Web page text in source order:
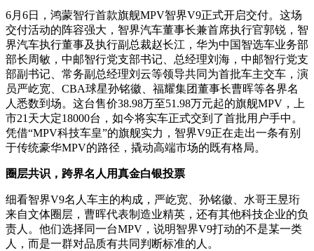
6月6日，鸿蒙智行首款旗舰MPV智界V9正式开启交付。这场
交付活动的阵容强大，智界汽车董事长兼首席执行官郭锐，智
界汽车执行董事及执行副总裁赵长江，华为中国智选车业务部
部长周敏，中邮智行党支部书记、总经理刘海，中邮智行党支
部副书记、常务副总经理刘云等领导共同为首批车主交车，演
员严屹宽、CBA球星孙铭徽、福耀集团董事长曹晖等各界名
人悉数到场。这台售价38.98万至51.98万元起的旗舰MPV，上
市21天大定18000台，如今将实车正式交到了首批用户手中。
凭借“MPV科技车皇”的旗舰实力，智界V9正在走出一条有别
于传统豪华MPV的路径，撬动高端市场的既有格局。
圈层共识，跨界名人用真金白银投票
细看智界V9名人车主的构成，严屹宽、孙铭徽、水哥王昱珩
来自文体圈层，曹晖代表制造业精英，还有其他科技企业的负
责人。他们选择同一台MPV，说明智界V9打动的不是某一类
人，而是一群对品质有共同判断标准的人。